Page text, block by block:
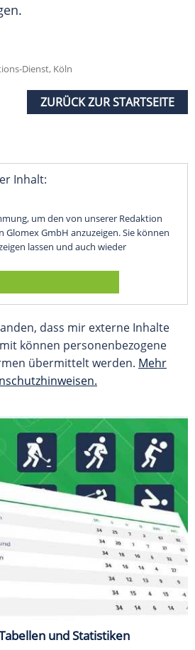
Dienst, Köln
ZURÜCK ZUR STARTSEITE
Inhalt:
um den von unserer Redaktion
GmbH anzuzeigen. Sie können
lassen und auch wieder
dass mir externe Inhalte
können personenbezogene
übermittelt werden. Mehr
und Statistiken